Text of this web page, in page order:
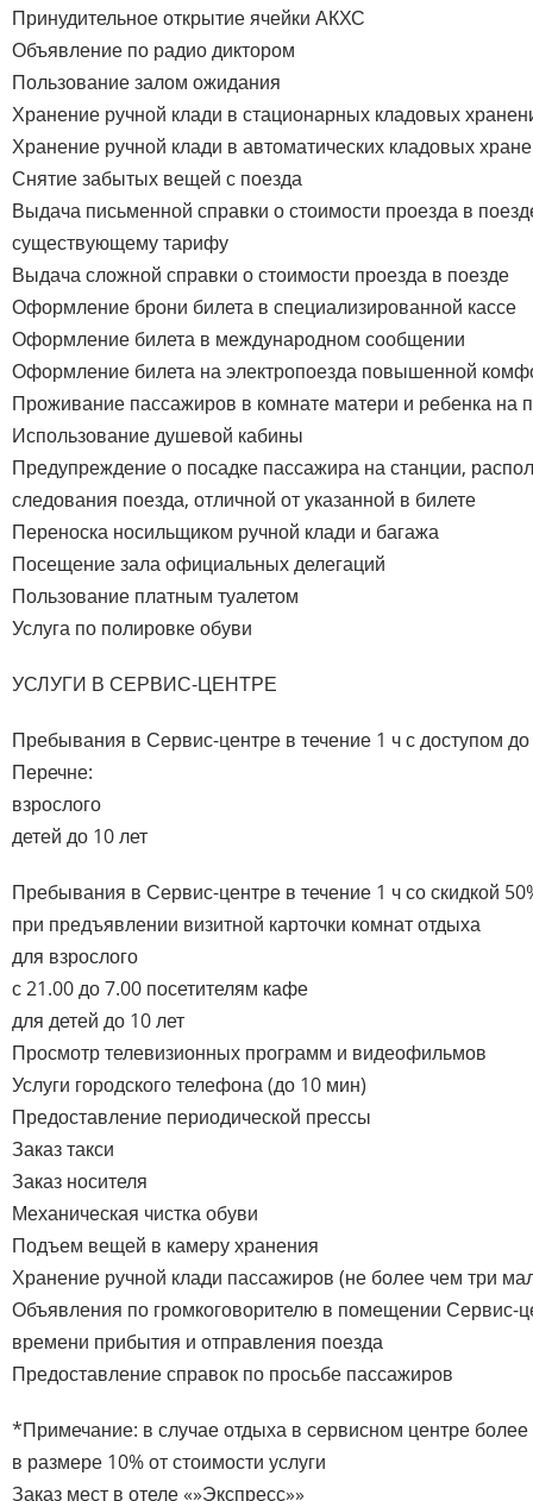
Принудительное открытие ячейки АКХС
Объявление по радио диктором
Пользование залом ожидания
Хранение ручной клади в стационарных кладовых
Хранение ручной клади в автоматических кладовых
Снятие забытых вещей с поезда
Выдача письменной справки о стоимости проезда в
существующему тарифу
Выдача сложной справки о стоимости проезда в поезде
Оформление брони билета в специализированной кассе
Оформление билета в международном сообщении
Оформление билета на электропоезда повышенной
Проживание пассажиров в комнате матери и ребенка на
Использование душевой кабины
Предупреждение о посадке пассажира на станции,
следования поезда, отличной от указанной в билете
Переноска носильщиком ручной клади и багажа
Посещение зала официальных делегаций
Пользование платным туалетом
Услуга по полировке обуви
УСЛУГИ В СЕРВИС-ЦЕНТРЕ
Пребывания в Сервис-центре в течение 1 ч с доступом до
Перечне:
взрослого
детей до 10 лет
Пребывания в Сервис-центре в течение 1 ч со скидкой
при предъявлении визитной карточки комнат отдыха
для взрослого
с 21.00 до 7.00 посетителям кафе
для детей до 10 лет
Просмотр телевизионных программ и видеофильмов
Услуги городского телефона (до 10 мин)
Предоставление периодической прессы
Заказ такси
Заказ носителя
Механическая чистка обуви
Подъем вещей в камеру хранения
Хранение ручной клади пассажиров (не более чем три
Объявления по громкоговорителю в помещении Сервис-
времени прибытия и отправления поезда
Предоставление справок по просьбе пассажиров
*Примечание: в случае отдыха в сервисном центре более
в размере 10% от стоимости услуги
Заказ мест в отеле «»Экспресс»»